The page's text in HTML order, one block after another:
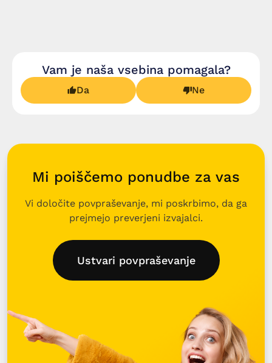
Vam je naša vsebina pomagala?
Da Ne
Mi poiščemo ponudbe za vas
Vi določite povpraševanje, mi poskrbimo, da ga
prejmejo preverjeni izvajalci.
Ustvari povpraševanje